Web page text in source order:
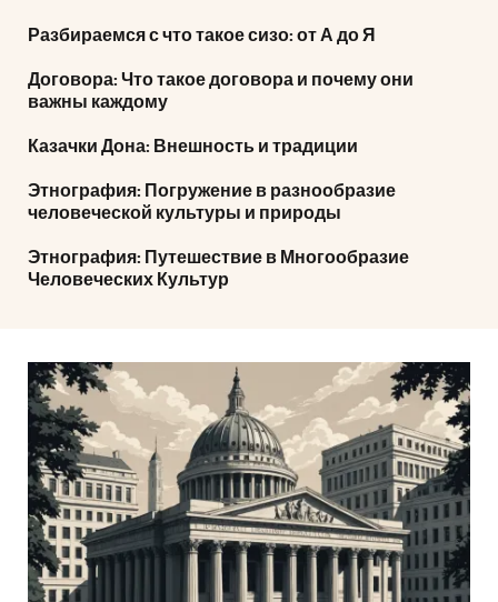
Разбираемся с что такое сизо: от А до Я
Договора: Что такое договора и почему они
важны каждому
Казачки Дона: Внешность и традиции
Этнография: Погружение в разнообразие
человеческой культуры и природы
Этнография: Путешествие в Многообразие
Человеческих Культур